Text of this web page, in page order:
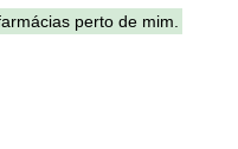
perto de mim.